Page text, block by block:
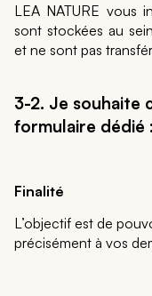
LEA NATURE vous
sont stockées au
et ne sont pas
3-2. Je souhaite
formulaire dédié :
Finalité
L’objectif est de
précisément à vos